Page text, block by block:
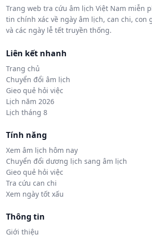
Trang web tra cứu âm lịch Việt Nam miễn
tin chính xác về ngày âm lịch, can chi, con
và các ngày lễ tết truyền thống.
Liên kết nhanh
Trang chủ
Chuyển đổi âm lịch
Gieo quẻ hỏi việc
Lịch năm 2026
Lịch tháng 8
Tính năng
Xem âm lịch hôm nay
Chuyển đổi dương lịch sang âm lịch
Gieo quẻ hỏi việc
Tra cứu can chi
Xem ngày tốt xấu
Thông tin
Giới thiệu